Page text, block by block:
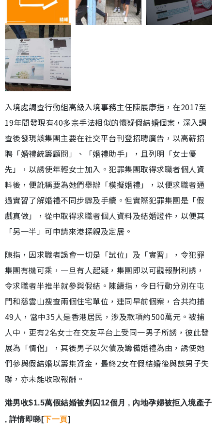
入境處調查行動組高級入境事務主任陳展康指，在2017至
19年間發現有40多宗手法相似的懷疑假結婚個案，深入調
查後發現該集團主要在社交平台刊登招聘廣告，以高薪招
聘「婚禮統籌顧問」、「婚禮助手」，且列明「女士優
先」，以誘使年輕女士加入。犯罪集團取得求職者個人資
料後，便訛稱要為她們舉辦「模擬婚禮」，以便求職者通
過實習了解婚禮不同步驟及手續。但實際犯罪集團是「假
戲真做」，從中取得求職者個人資料及結婚證件，以便其
「另一半」可申請來港探親及定居。
陳指，因求職者誤會一切是「試位」及「實習」，令犯罪
集團有機可乘，一旦有人起疑，集團即以可觀報酬利誘，
令求職者半推半就參與假結。陳續指，今日行動分別在屯
門和慈雲山搜查兩個住宅單位，連同早前個案，合共拘捕
49人，當中35人是香港居民，涉及款項約500萬元。被捕
人中，更有2名女士在交友平台上受同一男子所誘，彼此發
展為「情侶」，其後男子以欠債及籌備婚禮為由，誘使她
們參與假結婚以籌集資金，最終2女在假結婚後與該男子失
聯，亦未能收取報酬。
港男收$1.5萬假結婚被判囚12個月 , 內地孕婦被拒入境產子
, 詳情即睇[下一頁]